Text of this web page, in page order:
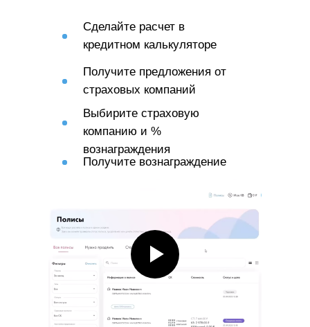
важно учитывать специфические
требования и правила,
органами.
Сделайте расчет в
кредитном калькуляторе
Получите предложения от
страховых компаний
Выбирите страховую
компанию и %
вознаграждения
Получите вознаграждение